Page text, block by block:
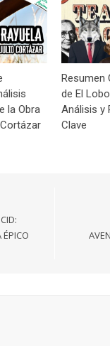
la Obra
Resumen
de El
Análisis y
Clave
ÉPICO